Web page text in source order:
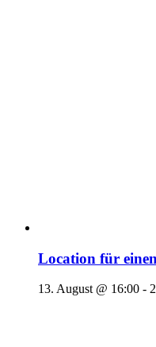
Location für
13. August @ 16:00 -